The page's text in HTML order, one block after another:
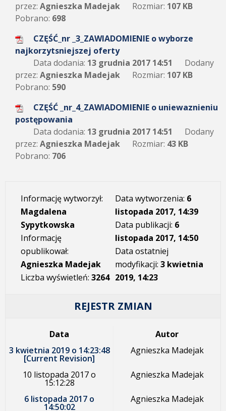
przez: Agnieszka Madejak Rozmiar: 107 KB
Pobrano: 698
CZĘŚĆ_nr _3_ZAWIADOMIENIE o wyborze
najkorzytsniejszej oferty
Data dodania: 13 grudnia 2017 14:51
Dodany
przez: Agnieszka Madejak Rozmiar: 107 KB
Pobrano: 590
CZĘŚĆ _nr_4_ZAWIADOMIENIE o uniewaznieniu
postępowania
Data dodania: 13 grudnia 2017 14:51
Dodany
przez: Agnieszka Madejak Rozmiar: 43 KB
Pobrano: 706
Informację wytworzył:
Magdalena
Sypytkowska
Informację
opublikował:
Agnieszka Madejak
Liczba wyświetleń: 3264
Data wytworzenia: 6
listopada 2017, 14:39
Data publikacji: 6
listopada 2017, 14:50
Data ostatniej
modyfikacji: 3 kwietnia
2019, 14:23
REJESTR ZMIAN
Data
Autor
3 kwietnia 2019 o 14:23:48
[Current Revision]
Agnieszka Madejak
10 listopada 2017 o
15:12:28
Agnieszka Madejak
6 listopada 2017 o
14:50:02
Agnieszka Madejak